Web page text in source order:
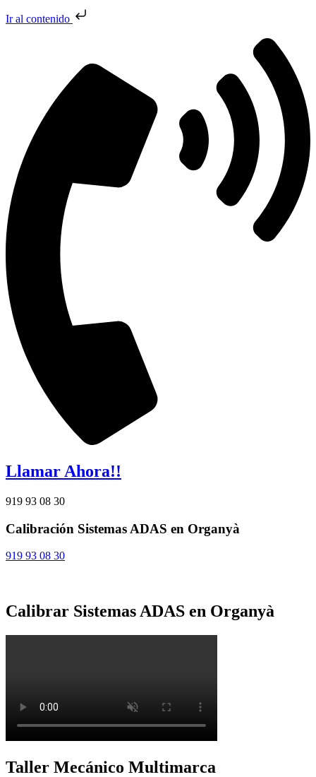
Ir al contenido
Llamar Ahora!!
919 93 08 30
Calibración Sistemas ADAS en Organyà
919 93 08 30
Calibrar Sistemas ADAS en Organyà
Taller Mecánico Multimarca